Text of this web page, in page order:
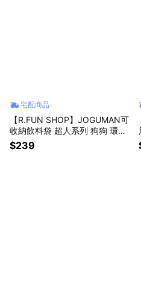
宅配商品
【R.FUN SHOP】JOGUMAN可
收納飲料袋 超人系列 狗狗 環保
飲料袋 手提袋 飲料套 韓國 IP J
OG001
$239